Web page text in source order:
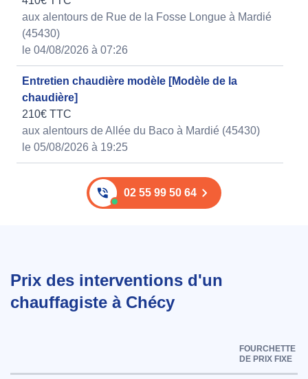
aux alentours de Rue de la Fosse Longue à Mardié
(45430)
le 04/08/2026 à 07:26
Entretien chaudière modèle [Modèle de la
chaudière]
210€ TTC
aux alentours de Allée du Baco à Mardié (45430)
le 05/08/2026 à 19:25
02 55 99 50 64
Prix des interventions d'un
chauffagiste à Chécy
FOURCHETTE
DE PRIX FIXE